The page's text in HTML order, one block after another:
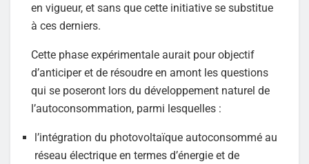
en vigueur, et sans que cette initiative se substitue
à ces derniers.
Cette phase expérimentale aurait pour objectif
d’anticiper et de résoudre en amont les questions
qui se poseront lors du développement naturel de
l’autoconsommation, parmi lesquelles :
l’intégration du photovoltaïque autoconsommé au
réseau électrique en termes d’énergie et de